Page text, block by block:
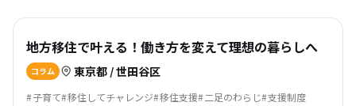
地方移住で叶える！働き方を変えて理想の暮らしへ
コラム 東京都 / 世田谷区
子育て 移住してチャレンジ 移住支援 二足のわらじ 支援制度